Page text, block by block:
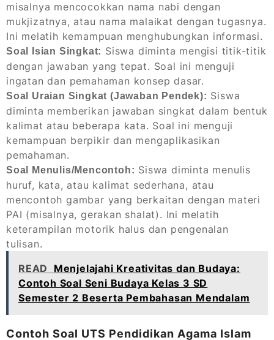
misalnya mencocokkan nama nabi dengan
mukjizatnya, atau nama malaikat dengan tugasnya.
Ini melatih kemampuan menghubungkan informasi.
Soal Isian Singkat: Siswa diminta mengisi titik-titik
dengan jawaban yang tepat. Soal ini menguji
ingatan dan pemahaman konsep dasar.
Soal Uraian Singkat (Jawaban Pendek): Siswa
diminta memberikan jawaban singkat dalam bentuk
kalimat atau beberapa kata. Soal ini menguji
kemampuan berpikir dan mengaplikasikan
pemahaman.
Soal Menulis/Mencontoh: Siswa diminta menulis
huruf, kata, atau kalimat sederhana, atau
mencontoh gambar yang berkaitan dengan materi
PAI (misalnya, gerakan shalat). Ini melatih
keterampilan motorik halus dan pengenalan
tulisan.
READ
Menjelajahi Kreativitas dan Budaya:
Contoh Soal Seni Budaya Kelas 3 SD
Semester 2 Beserta Pembahasan Mendalam
Contoh Soal UTS Pendidikan Agama Islam